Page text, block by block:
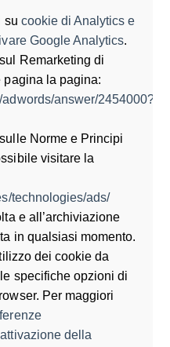
su cookie di Analytics e
Google Analytics.
Remarketing di
la pagina:
answer/2454000?
Norme e Principi
visitare la
technologies/ads/
e all’archiviazione
in qualsiasi momento.
dei cookie da
specifiche opzioni di
Per maggiori
della